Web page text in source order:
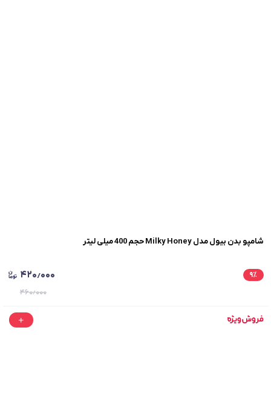
شامپو بدن بیول مدل Milky Honey حجم 400 میلی لیتر
۹٪ ۴۲۰٫۰۰۰
۴۶۰٫۰۰۰